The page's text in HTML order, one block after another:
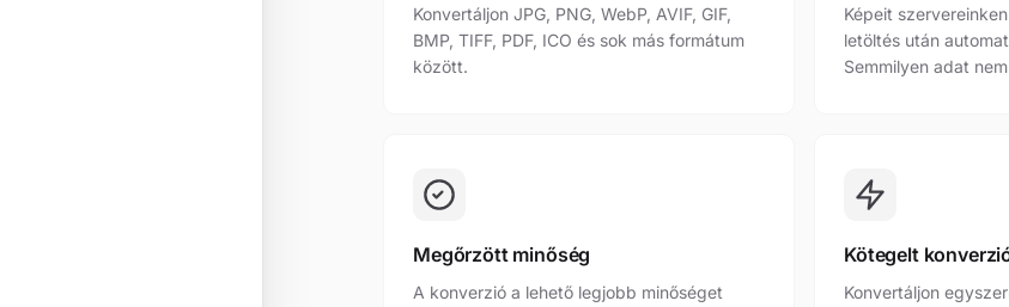
Konvertáljon JPG, PNG, WebP, AVIF, GIF,
BMP, TIFF, PDF, ICO és sok más formátum
között.
Képeit
letöltés után
Semmilyen adat
Megőrzött minőség
A konverzió a lehető legjobb minőséget
Kötegelt
Konvertáljon